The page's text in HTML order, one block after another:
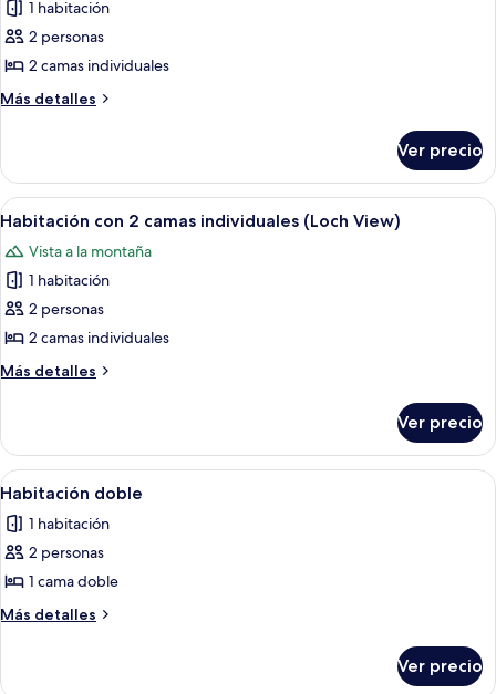
las
fotos
de
Habitación
camas
individuales
1 habitación
2 personas
2 camas individuales
Más detalles
Más
con
camas
Ver precio
Abrir
todas
las
fotos
de
Habitación
con
2
individuales
(Loch
View)
Escritorio, tabla de planchar con
5
Habitación con 2 camas individuales (Loch View)
Vista a la montaña
1 habitación
2 personas
2 camas individuales
Más detalles
Más
con
camas
(Loch
View)
Ver precio
Abrir
todas
las
fotos
de
Habitación
Habitación de hotel con una cama
4
Habitación doble
1 habitación
2 personas
1 cama doble
Más detalles
Más
Ver precio